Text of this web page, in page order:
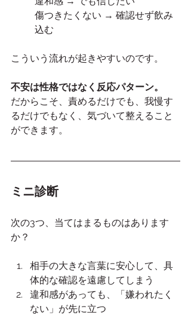
傷つきたくない → 確認せず飲み
込む
こういう流れが起きやすいのです。
不安は性格ではなく反応パターン。
だからこそ、責めるだけでも、我慢す
るだけでもなく、気づいて整えること
ができます。
ミニ診断
次の3つ、当てはまるものはあります
か？
相手の大きな言葉に安心して、具
体的な確認を遠慮してしまう
違和感があっても、「嫌われたく
ない」が先に立つ